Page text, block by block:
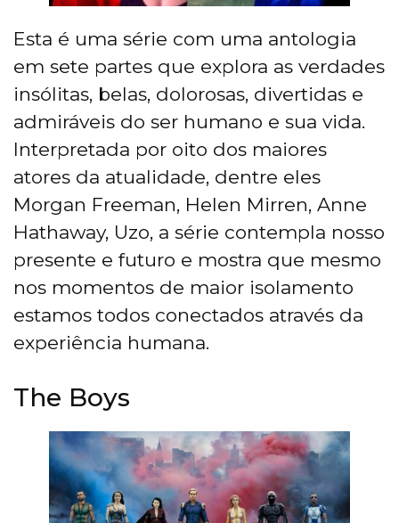
Esta é uma série com uma antologia
em sete partes que explora as verdades
insólitas, belas, dolorosas, divertidas e
admiráveis do ser humano e sua vida.
Interpretada por oito dos maiores
atores da atualidade, dentre eles
Morgan Freeman, Helen Mirren, Anne
Hathaway, Uzo, a série contempla nosso
presente e futuro e mostra que mesmo
nos momentos de maior isolamento
estamos todos conectados através da
experiência humana.
The Boys